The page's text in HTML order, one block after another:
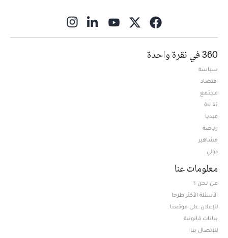
360 في نقرة واحدة
سياسة
اقتصاد
مجتمع
ثقافة
ميديا
رياضة
مشاهير
دولي
معلومات عنا
من نحن ؟
الأسئلة الأكثر طرحا
للإعلان على موقعنا
بيانات قانونية
للإتصال بنا